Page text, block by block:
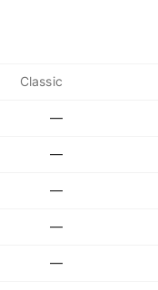
Classic
—
—
—
—
—